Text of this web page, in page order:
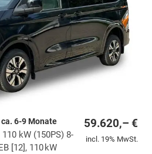
59.620,– €
incl. 19% MwSt.
6-9 Monate
kW (150PS) 8-
[12], 110 kW